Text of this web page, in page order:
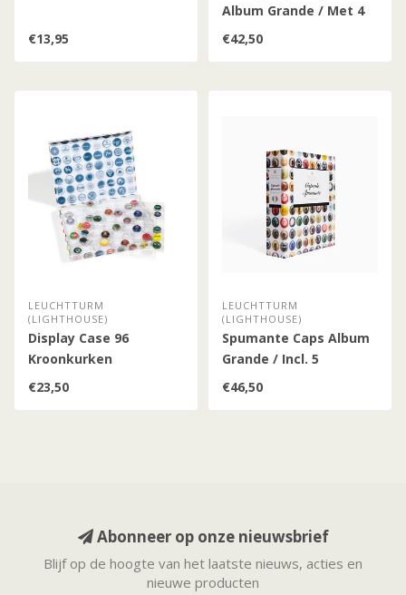
€13,95
Album Grande / Met 4
Encap Hoezen
€42,50
LEUCHTTURM
(LIGHTHOUSE)
Display Case 96
Kroonkurken
€23,50
LEUCHTTURM
(LIGHTHOUSE)
Spumante Caps Album
Grande / Incl. 5
Compart Bladen
€46,50
Abonneer op onze nieuwsbrief
Blijf op de hoogte van het laatste nieuws, acties en
nieuwe producten